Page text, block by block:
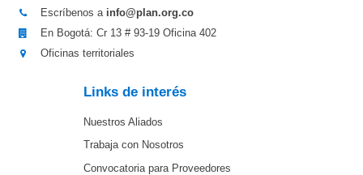
Escríbenos a info@plan.org.co
En Bogotá: Cr 13 # 93-19 Oficina 402
Oficinas territoriales
Links de interés
Nuestros Aliados
Trabaja con Nosotros
Convocatoria para Proveedores